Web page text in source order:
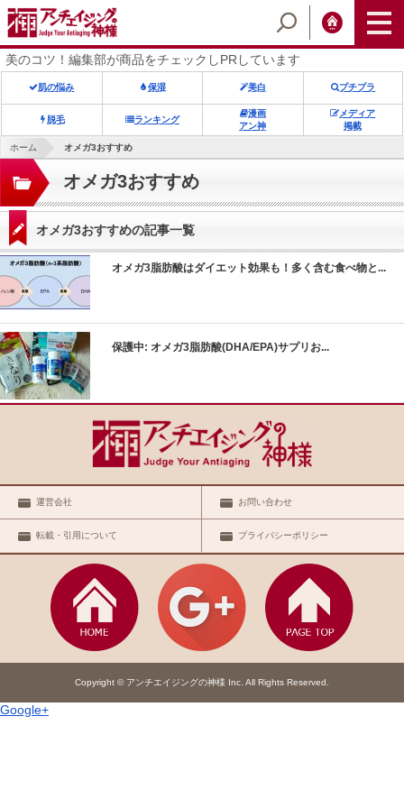
美のコツ！編集部が商品をチェックしPRしています
肌の悩み 保湿 美白 プチプラ
脱毛 ランキング
漫画
アン神
メディア
掲載
ホーム オメガ3おすすめ
オメガ3おすすめ
オメガ3おすすめの記事一覧
オメガ3脂肪酸はダイエット効果も！多く含む食べ物と...
保護中: オメガ3脂肪酸(DHA/EPA)サプリお...
運営会社 お問い合わせ
転載・引用について プライバシーポリシー
Copyright © アンチエイジングの神様 Inc. All Rights Reserved.
antiaging/wp-
antiaging/wp-
antiaging/wp-
antiaging/wp-
antiaging/wp-
Google+